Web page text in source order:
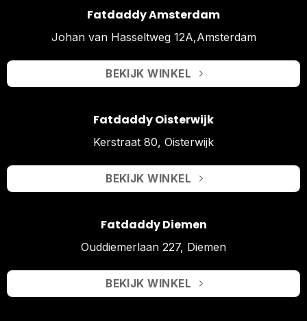
Fatdaddy Amsterdam
Johan van Hasseltweg 12A,Amsterdam
BEKIJK WINKEL
Fatdaddy Oisterwijk
Kerstraat 80, Oisterwijk
BEKIJK WINKEL
Fatdaddy Diemen
Ouddiemerlaan 227, Diemen
BEKIJK WINKEL